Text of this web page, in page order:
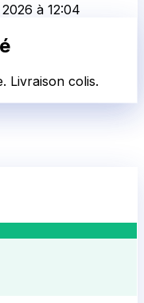
à 12:04
Livraison colis.